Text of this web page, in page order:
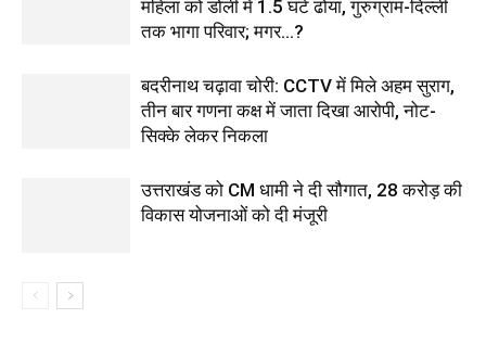
महिला को डोली में 1.5 घंटे ढोया, गुरुग्राम-दिल्ली
तक भागा परिवार; मगर…?
बदरीनाथ चढ़ावा चोरी: CCTV में मिले अहम सुराग,
तीन बार गणना कक्ष में जाता दिखा आरोपी, नोट-
सिक्के लेकर निकला
उत्तराखंड को CM धामी ने दी सौगात, 28 करोड़ की
विकास योजनाओं को दी मंजूरी